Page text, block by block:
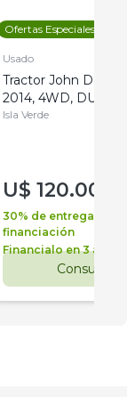
Ofertas Especiales
Usado
Tractor John Deere
2014, 4WD, DUAL
Isla Verde
U$ 120.000
30% de entrega +
financiación
Financialo en 3 años
Consultar